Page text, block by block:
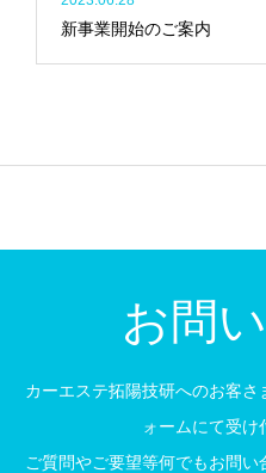
新事業開始のご案内
お問
カーエステ拓陽技研へのお客
ォームにて受け
ご質問やご要望等何でもお問